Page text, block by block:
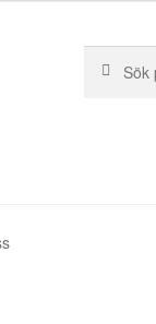
efter: